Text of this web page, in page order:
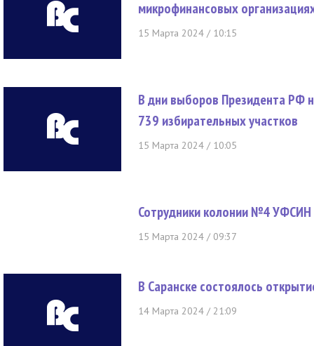
микрофинансовых
15 Марта 2024 / 10:15
В дни выборов Президента РФ
739 избирательных участков
15 Марта 2024 / 10:05
Сотрудники колонии №4 УФСИН
15 Марта 2024 / 09:37
В Саранске состоялось
14 Марта 2024 / 21:09